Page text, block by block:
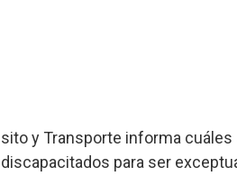
y Transporte informa
para ser